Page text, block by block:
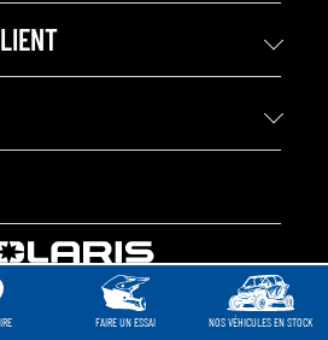
FAIRE UN ESSAI NOS VÉHICULES EN STOCK